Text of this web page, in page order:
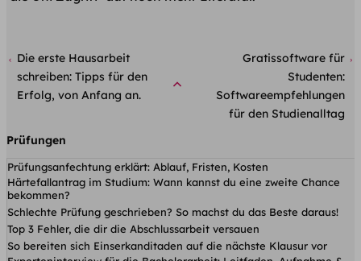
Die erste Hausarbeit
schreiben: Tipps für den
Erfolg, von Anfang an.
Gratissoftware für
Studenten:
Softwareempfehlungen
für den Studienalltag
Prüfungen
Prüfungsanfechtung erklärt: Ablauf, Fristen, Kosten
Härtefallantrag im Studium: Wann kannst du eine zweite Chance
bekommen?
Schlechte Prüfung geschrieben? So machst du das Beste daraus!
Top 3 Fehler, die dir die Abschlussarbeit versauen
So bereiten sich Einserkanditaden auf die nächste Klausur vor